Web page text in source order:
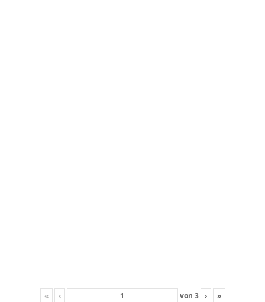
« ‹ von 3 › »